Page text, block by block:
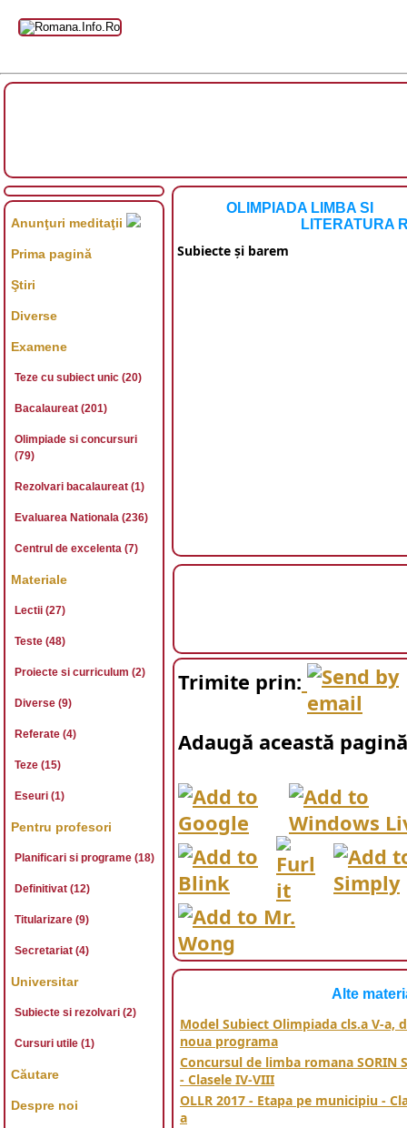
OLIMPIADA LIMBA SI
LITERATURA
Subiecte şi barem
Trimite prin:
Adaugă această
Alte
Model Subiect Olimpiada cls.a V-a,
noua programa
Concursul de limba romana SORIN
- Clasele IV-VIII
OLLR 2017 - Etapa pe municipiu -
a
Anunţuri meditaţii
Prima pagină
Ştiri
Diverse
Examene
Teze cu subiect unic (20)
Bacalaureat (201)
Olimpiade si concursuri
(79)
Rezolvari bacalaureat (1)
Evaluarea Nationala (236)
Centrul de excelenta (7)
Materiale
Lectii (27)
Teste (48)
Proiecte si curriculum (2)
Diverse (9)
Referate (4)
Teze (15)
Eseuri (1)
Pentru profesori
Planificari si programe (18)
Definitivat (12)
Titularizare (9)
Secretariat (4)
Universitar
Subiecte si rezolvari (2)
Cursuri utile (1)
Căutare
Despre noi